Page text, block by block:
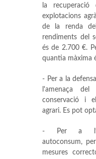
la
explotacions
de la renda
rendiments del
és de 2.700 €.
quantia màxima
- Per a la
l'amenaça
conservació i
agrari. Es pot
- Per a
autoconsum,
mesures